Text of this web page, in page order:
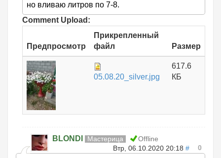
но вливаю литров по 7-8.
Comment Upload:
Предпросмотр
Прикрепленный
файл
Размер
05.08.20_silver.jpg
617.6
КБ
BLONDI Мастерица
Offline
Втр, 06.10.2020 20:18 # 0